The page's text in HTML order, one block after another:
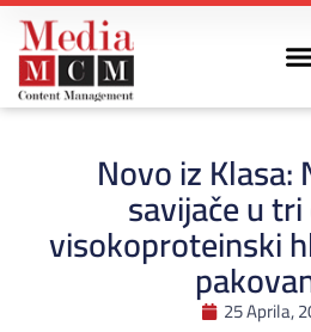
Novo iz
savijače u
visokoproteinski
25 Aprila,